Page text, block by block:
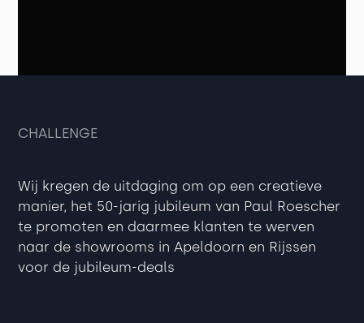
CHALLENGE
Wij kregen de uitdaging om op een creatieve
manier, het 50-jarig jubileum van Paul Roescher
te promoten en daarmee klanten te werven
naar de showrooms in Apeldoorn en Rijssen
voor de jubileum-deals